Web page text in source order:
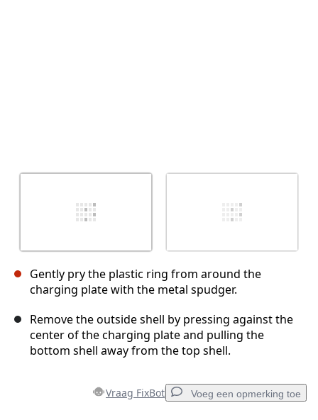
Gently pry the plastic ring from around the
charging plate with the metal spudger.
Remove the outside shell by pressing against the
center of the charging plate and pulling the
bottom shell away from the top shell.
Vraag FixBot Voeg een opmerking toe